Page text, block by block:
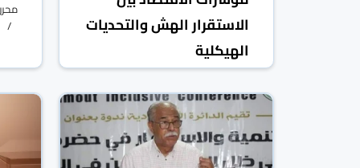
الاستقرار الهش والتحديات
الهيكلية
06 حزيران/يونيو 2026